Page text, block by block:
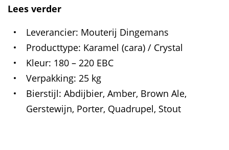
Lees verder
Leverancier Mouterij Dingemans
Producttype Karamel (cara) / Crystal
Kleur 180 – 220 EBC
Verpakking 25 kg
Bierstijl Abdijbier, Amber, Brown Ale,
Gerstewijn, Porter, Quadrupel, Stout